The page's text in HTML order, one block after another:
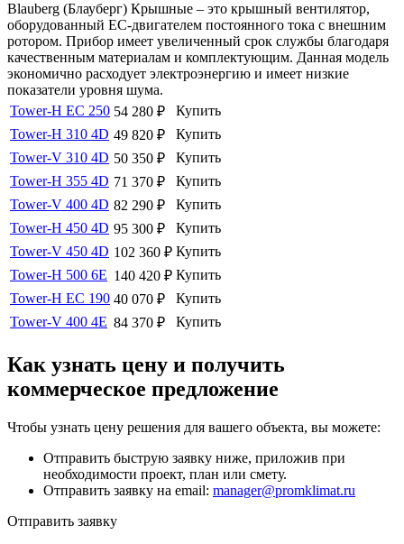
Blauberg (Блауберг) Крышные – это крышный вентилятор,
оборудованный ЕС-двигателем постоянного тока с внешним
ротором. Прибор имеет увеличенный срок службы благодаря
качественным материалам и комплектующим. Данная модель
экономично расходует электроэнергию и имеет низкие
показатели уровня шума.
Tower-H EC 250 54 280 ₽
Купить
Tower-H 310 4D 49 820 ₽
Купить
Tower-V 310 4D 50 350 ₽
Купить
Tower-H 355 4D 71 370 ₽
Купить
Tower-V 400 4D 82 290 ₽
Купить
Tower-H 450 4D 95 300 ₽
Купить
Tower-V 450 4D 102 360 ₽ Купить
Tower-H 500 6E 140 420 ₽ Купить
Tower-H EC 190 40 070 ₽
Купить
Tower-V 400 4E 84 370 ₽ Купить
Как узнать цену и получить
коммерческое предложение
Чтобы узнать цену решения для вашего объекта, вы можете:
Отправить быструю заявку ниже, приложив при
необходимости проект, план или смету.
Отправить заявку на email: manager@promklimat.ru
Отправить заявку